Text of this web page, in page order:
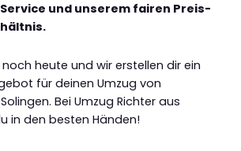
und unserem fairen Preis-
heute und wir erstellen dir ein
für deinen Umzug von
Bei Umzug Richter aus
in den besten Händen!